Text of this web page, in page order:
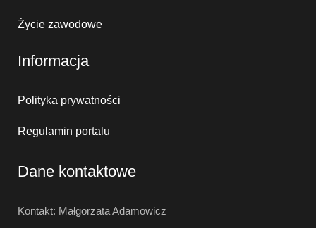
Życie zawodowe
Informacja
Polityka prywatności
Regulamin portalu
Dane kontaktowe
Kontakt: Małgorzata Adamowicz